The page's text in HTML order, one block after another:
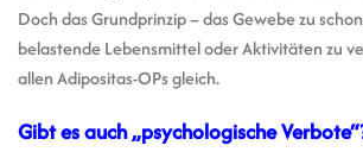
Doch das Grundprinzip – das Gewebe zu
belastende Lebensmittel oder Aktivitäten zu
allen Adipositas-OPs gleich.
Gibt es auch „psychologische